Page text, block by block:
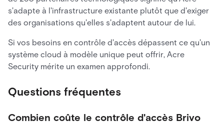
s'adapte à l'infrastructure existante plutôt que d'exiger
des organisations qu'elles s'adaptent autour de lui.
Si vos besoins en contrôle d'accès dépassent ce qu'un
système cloud à modèle unique peut offrir, Acre
Security mérite un examen approfondi.
Questions fréquentes
Combien coûte le contrôle d'accès Brivo